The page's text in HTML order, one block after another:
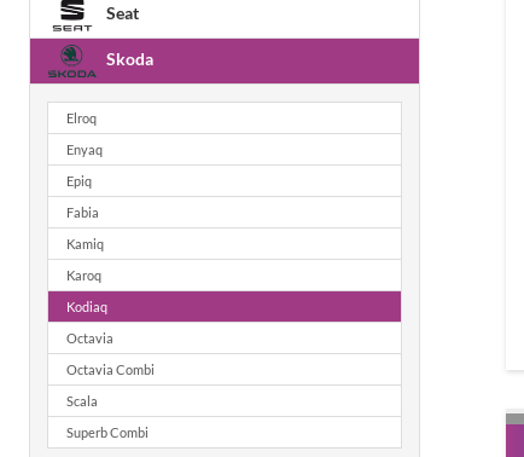
Seat
Skoda
Elroq
Enyaq
Epiq
Fabia
Kamiq
Karoq
Kodiaq
Octavia
Octavia Combi
Scala
Superb Combi